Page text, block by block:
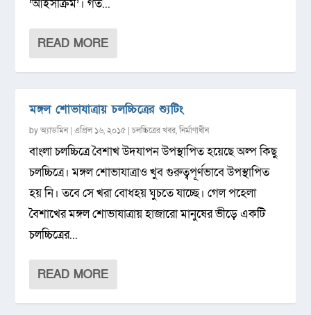
‘আইসক্রিম’। গত...
READ MORE
মঙ্গল শোভাযাত্রায় চলচ্চিত্রের শ্যুটিং
byঅ্যাডমিন|এপ্রিল ১৬, ২০১৫ |চলচ্চিত্রের খবর,নির্মাণাধীন
বাংলা চলচ্চিত্রে বৈশাখ উদযাপন উপস্থাপিত হয়েছে অল্প কিছু
চলচ্চিত্রে। মঙ্গল শোভাযাত্রাও খুব গুরুত্বপূর্ণভাবে উপস্থাপিত
হয় নি। তবে সে খরা বোধহয় ঘুচতে যাচ্ছে। গেল পহেলা
বৈশাখের মঙ্গল শোভাযাত্রায় হাজারো মানুষের ভীড়ে একটি
চলচ্চিত্রের...
READ MORE